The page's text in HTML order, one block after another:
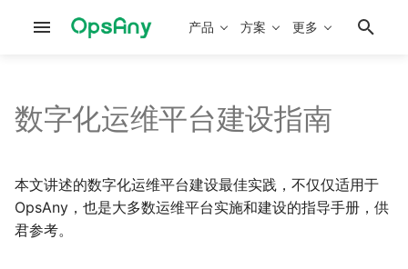
产品 方案 更多
部署文档概述
研发平台部署
第一步：识别运维管理对象
应用梳理
系统架构
访问架构
平台性能调优
开源工具集成
概念问题
使用问题
OpsAny开发手册
作业平台脚本开发
工作台
资源平台
产品路线图
v2.3.3(20260520)
数字化运维平台建设指南
本文讲述的数字化运维平台建设最佳实践，不仅仅适用于
OpsAny，也是大多数运维平台实施和建设的指导手册，供
君参考。